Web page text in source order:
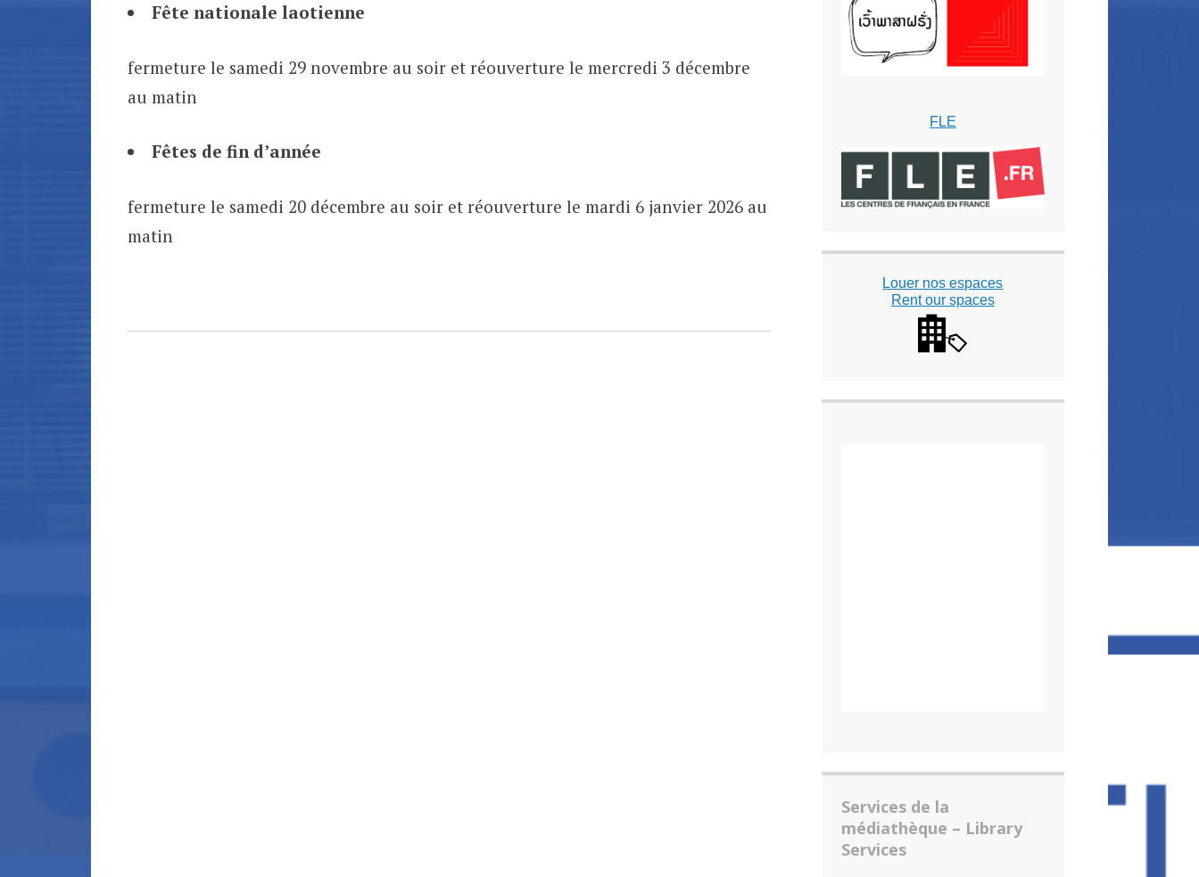
Fête nationale laotienne
fermeture le samedi 29 novembre au soir et réouverture le mercredi 3 décembre
au matin
Fêtes de fin d’année
fermeture le samedi 20 décembre au soir et réouverture le mardi 6 janvier 2026 au
matin
FLE
Louer nos espaces
Rent our spaces
Services de la
médiathèque – Library
Services